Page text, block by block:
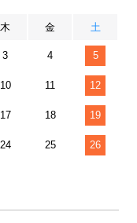
木 金 土
3 4 5
10 11 12
17 18 19
24 25 26